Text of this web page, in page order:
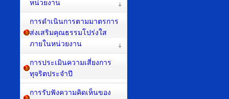
หน่วยงาน
การดำเนินการตามมาตรการ
ส่งเสริมคุณธรรมโปร่งใส
ภายในหน่วยงาน
การประเมินความเสี่ยงการ
ทุจริตประจำปี
การรับฟังความคิดเห็นของ